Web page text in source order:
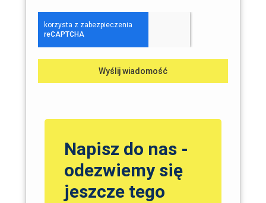
Wyślij wiadomość
Napisz do nas -
odezwiemy się
jeszcze tego